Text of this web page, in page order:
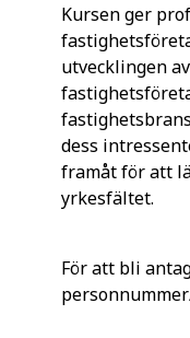
Kursen ger
utvecklingen
dess
framåt för att
yrkesfältet.
För att bli